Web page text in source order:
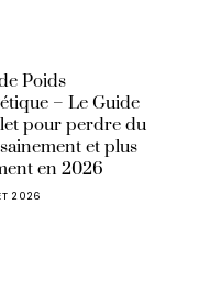
Poids
– Le Guide
pour perdre du
et plus
en 2026
2026